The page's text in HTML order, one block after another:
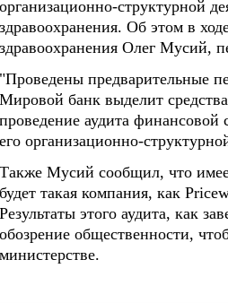
организационно-структурной
здравоохранения. Об этом в
здравоохранения Олег Мусий,
"Проведены предварительные
Мировой банк выделит
проведение аудита
его организационно-
Также Мусий сообщил, что
будет такая компания, как
Результаты этого аудита, как
обозрение общественности,
министерстве.